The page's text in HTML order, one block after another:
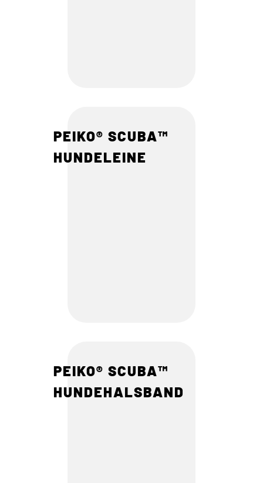
PEIKO® SCUBA™
HUNDELEINE
PEIKO® SCUBA™
HUNDEHALSBAND